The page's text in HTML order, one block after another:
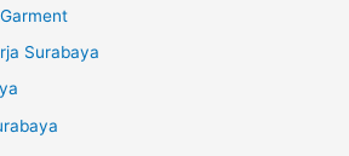
Surabaya